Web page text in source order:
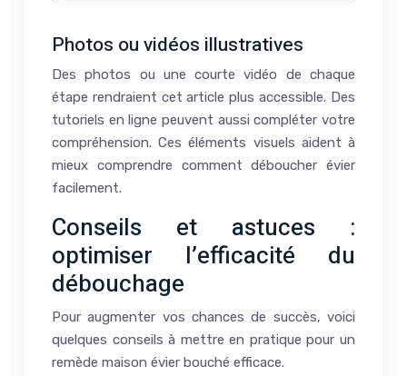
Photos ou vidéos illustratives
Des photos ou une courte vidéo de chaque
étape rendraient cet article plus accessible. Des
tutoriels en ligne peuvent aussi compléter votre
compréhension. Ces éléments visuels aident à
mieux comprendre comment déboucher évier
facilement.
Conseils et astuces :
optimiser l’efficacité du
débouchage
Pour augmenter vos chances de succès, voici
quelques conseils à mettre en pratique pour un
remède maison évier bouché efficace.